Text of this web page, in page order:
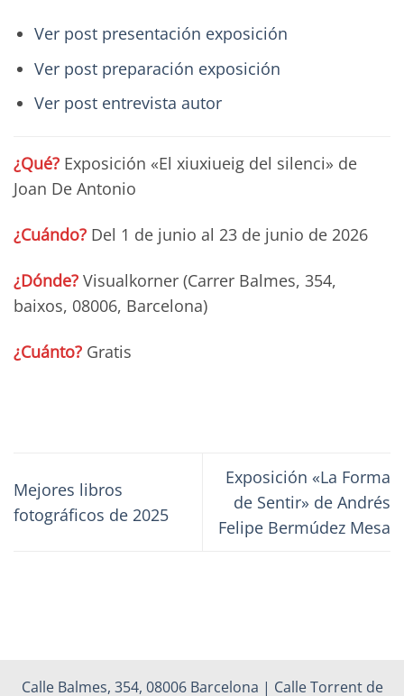
Ver post presentación exposición
Ver post preparación exposición
Ver post entrevista autor
¿Qué? Exposición «El xiuxiueig del silenci» de
Joan De Antonio
¿Cuándo? Del 1 de junio al 23 de junio de 2026
¿Dónde? Visualkorner (Carrer Balmes, 354,
baixos, 08006, Barcelona)
¿Cuánto? Gratis
Mejores libros
fotográficos de 2025
Exposición «La Forma
de Sentir» de Andrés
Felipe Bermúdez Mesa
Calle Balmes, 354, 08006 Barcelona | Calle Torrent de